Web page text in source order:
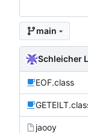
main
Schleicher
EOF.class
jaooy